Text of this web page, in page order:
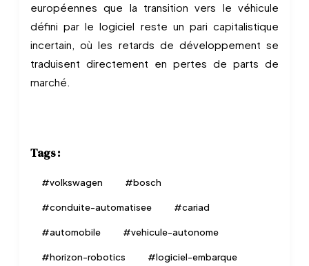
européennes que la transition vers le véhicule
défini par le logiciel reste un pari capitalistique
incertain, où les retards de développement se
traduisent directement en pertes de parts de
marché.
Tags :
#volkswagen #bosch
#conduite-automatisee #cariad
#automobile #vehicule-autonome
#horizon-robotics #logiciel-embarque